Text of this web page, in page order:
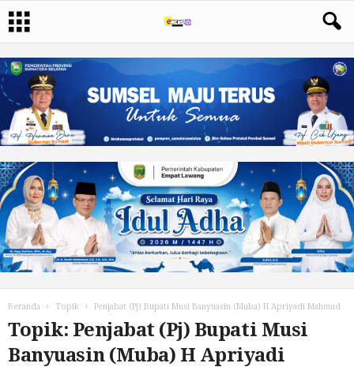
Beranda Topik Penjabat (Pj) Bupati Musi Banyuasin (Muba) H Apriyadi Mahmud
Topik: Penjabat (Pj) Bupati Musi
Banyuasin (Muba) H Apriyadi